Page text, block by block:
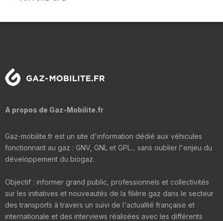
A propos de Gaz-Mobilite.fr
Gaz-mobilite.fr est un site d'information dédié aux véhicules
fonctionnant au gaz : GNV, GNL et GPL... sans oublier l'enjeu du
développement du biogaz.
Objectif : informer grand public, professionnels et collectivités
sur les initiatives et nouveautés de la filière gaz dans le secteur
des transports à travers un suivi de l'actualité française et
internationale et des interviews réalisées avec les différents